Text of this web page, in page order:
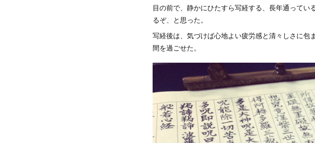
目の前で、静かにひたすら写経する、長年通って
るぞ、と思った。
写経後は、気づけば心地よい疲労感と清々しさに
間を過ごせた。